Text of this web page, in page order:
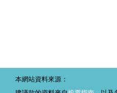
本網站資料來源：